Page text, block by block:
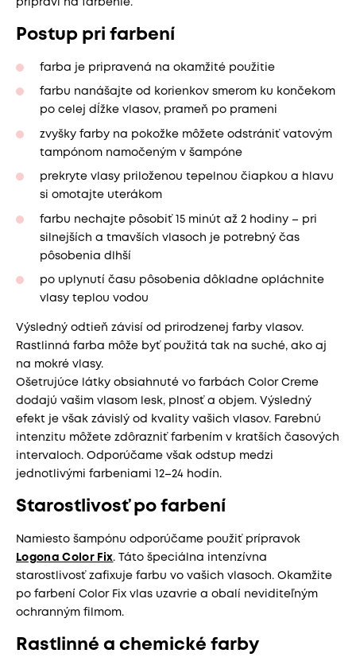
pripraví na farbenie.
Postup pri farbení
farba je pripravená na okamžité použitie
farbu nanášajte od korienkov smerom ku končekom
po celej dĺžke vlasov, prameň po prameni
zvyšky farby na pokožke môžete odstrániť vatovým
tampónom namočeným v šampóne
prekryte vlasy priloženou tepelnou čiapkou a hlavu
si omotajte uterákom
farbu nechajte pôsobiť 15 minút až 2 hodiny – pri
silnejších a tmavších vlasoch je potrebný čas
pôsobenia dlhší
po uplynutí času pôsobenia dôkladne opláchnite
vlasy teplou vodou
Výsledný odtieň závisí od prirodzenej farby vlasov.
Rastlinná farba môže byť použitá tak na suché, ako aj
na mokré vlasy.
Ošetrujúce látky obsiahnuté vo farbách Color Creme
dodajú vašim vlasom lesk, plnosť a objem. Výsledný
efekt je však závislý od kvality vašich vlasov. Farebnú
intenzitu môžete zdôrazniť farbením v kratších časových
intervaloch. Odporúčame však odstup medzi
jednotlivými farbeniami 12–24 hodín.
Starostlivosť po farbení
Namiesto šampónu odporúčame použiť prípravok
Logona Color Fix. Táto špeciálna intenzívna
starostlivosť zafixuje farbu vo vašich vlasoch. Okamžite
po farbení Color Fix vlas uzavrie a obalí neviditeľným
ochranným filmom.
Rastlinné a chemické farby